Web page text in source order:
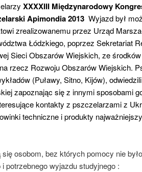
XXXXIII Międzynarodowy
Apimondia 2013 Wyjazd był
zrealizowanemu przez Urząd
Łódzkiego, poprzez Sekretariat
Sieci Obszarów Wiejskich, ze środków
rzecz Rozwoju Obszarów Wiejskich.
(Puławy, Sitno, Kijów),
zapoznając się z innymi sposobami
kontakty z pszczelarzami z
techniczne i produkty
się osobom, bez których pomocy nie
potrzebnego wyjazdu studyjnego :